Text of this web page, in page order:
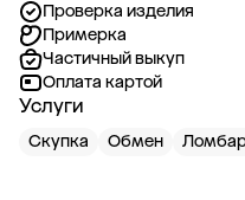
Проверка изделия
Примерка
Частичный выкуп
Оплата картой
Услуги
Скупка Обмен